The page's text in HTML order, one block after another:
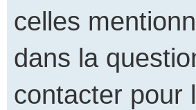
celles
dans la
contacter pour